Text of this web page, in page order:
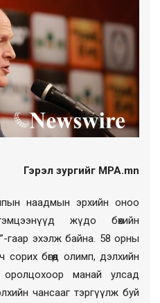
Гэрэл зургийг MPA.mn
наадмын эрхийн оноо
жүдо бөхийн
гаар эхэлж байна. 58 орны
бөгөөд олимп, дэлхийн
манай улсад
чансааг тэргүүлж буй